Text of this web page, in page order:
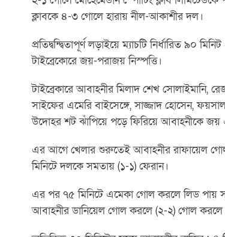
ক্লাবকে ৪-৩ গোলে হারায় নীল-আকাশীর দল।
প্রতিদ্বন্দ্বিতাপূর্ণ লড়াইয়ে ম্যাচটি নির্ধারিত
টাইব্রেকোরে জয়-পরাজয় নিস্পত্তি।
টাইব্রেকারে আবাহনীর মিলাদ শেখ
সাইফের এমেরি বাইসেঙ্গে, সাজ্জাদ হোসেন,
উদোহর শট ঝাঁপিয়ে পড়ে ফিরিয়ে আবাহনীকে
এর আগে খেলার শুরুতেই আবাহনীর রাফায়েল
মিনিটে দলকে সমতায় (১-১) ফেরান।
এর পর ৭৫ মিনিটে এমেকা গোল করলে লিড পায়
আবাহনীর ডানিয়েল গোল করলে (২-২) গোল করলে